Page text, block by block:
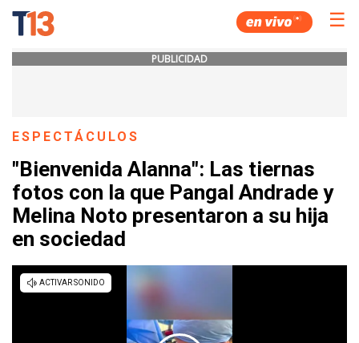
☰
PUBLICIDAD
ESPECTÁCULOS
"Bienvenida Alanna": Las tiernas
fotos con la que Pangal Andrade y
Melina Noto presentaron a su hija
en sociedad